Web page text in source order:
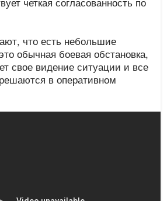
что есть небольшие
обычная боевая обстановка,
свое видение ситуации и все
в оперативном